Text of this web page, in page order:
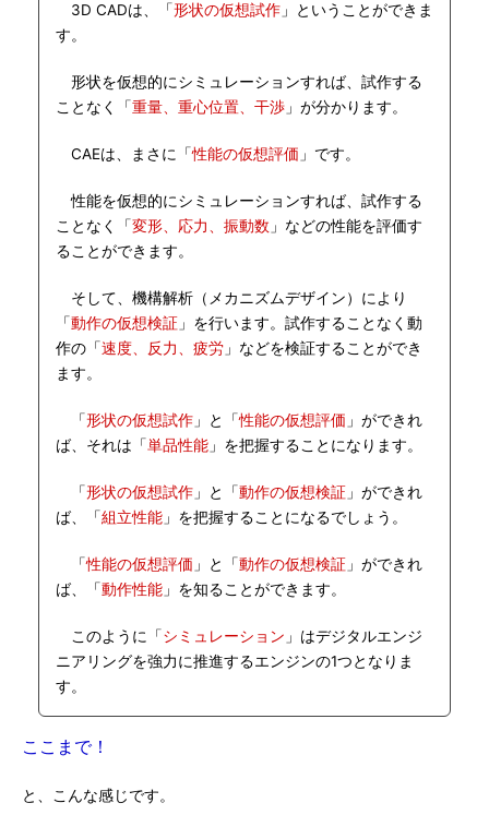
3D CADは、「形状の仮想試作 」ということができま
す。
形状を仮想的にシミュレーションすれば、試作する
ことなく「重量、重心位置、干渉 」が分かります。
CAEは、まさに「性能の仮想評価 」です。
性能を仮想的にシミュレーションすれば、試作する
ことなく「変形、応力、振動数 」などの性能を評価す
ることができます。
そして、機構解析（メカニズムデザイン）により
「動作の仮想検証 」を行います。試作することなく動
作の「速度、反力、疲労 」などを検証することができ
ます。
「形状の仮想試作 」と「性能の仮想評価 」ができれ
ば、それは「単品性能 」を把握することになります。
「形状の仮想試作 」と「動作の仮想検証 」ができれ
ば、「組立性能 」を把握することになるでしょう。
「性能の仮想評価 」と「動作の仮想検証 」ができれ
ば、「動作性能 」を知ることができます。
このように「シミュレーション 」はデジタルエンジ
ニアリングを強力に推進するエンジンの1つとなりま
す。
ここまで！
と、こんな感じです。